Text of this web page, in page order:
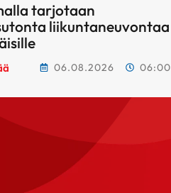
tarjotaan
liikuntaneuvontaa
06.08.2026 06:00